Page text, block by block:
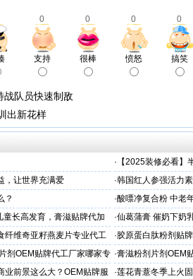
0 0 0 0
支持 很棒 愤怒 搞笑
战队员快速制敌
出新花样
· 【2025装修必看
你省下3万冤枉钱！
让世界充满爱 ·韩国红人参强活力
造商
？ ·酸嘌净复合粉 中老
长高发育，膏滋贴牌代加
·仙葛蒲膏 催奶下奶
家
纤维奇亚籽燕麦片专业代工
·胶原蛋白肽粉剂贴
剂OEM贴牌代工厂家哪家专 ·膏滋粉剂片剂OEM
业前景这么大？OEM贴牌服
·莲花青薏冬季上火